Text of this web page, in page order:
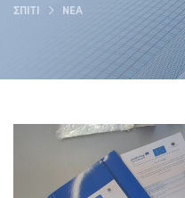
ΣΠΊΤΙ ΝΈΑ